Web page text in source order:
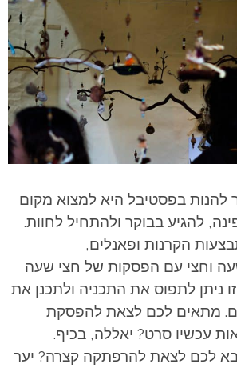
להנות בפסטיבל היא למצוא מקום
להגיע בבוקר ולהתחיל לחוות.
הקרנות ופאנלים,
וחצי עם הפסקות של חצי שעה
ניתן לתפוס את התכניה ולתכנן את
מתאים לכם לצאת להפסקת
עכשיו סרט? יאללה, בכיף.
לכם לצאת להרפתקה קצרה? יער